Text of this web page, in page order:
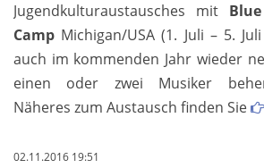
Jugendkulturaustausches mit
Camp Michigan/USA (1. Juli – 5.
auch im kommenden Jahr wieder
einen oder zwei Musiker
Näheres zum Austausch finden Sie
02.11.2016 19:51